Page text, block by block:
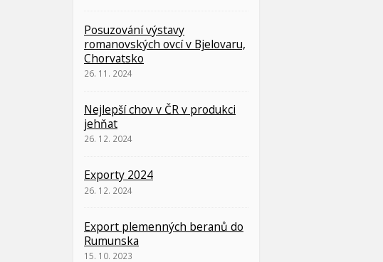
Posuzování výstavy
romanovských ovcí v Bjelovaru,
Chorvatsko
26. 11. 2024
Nejlepší chov v ČR v produkci
jehňat
26. 12. 2024
Exporty 2024
26. 12. 2024
Export plemenných beranů do
Rumunska
15. 10. 2023